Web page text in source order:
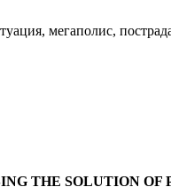
мегаполис,
THE SOLUTION